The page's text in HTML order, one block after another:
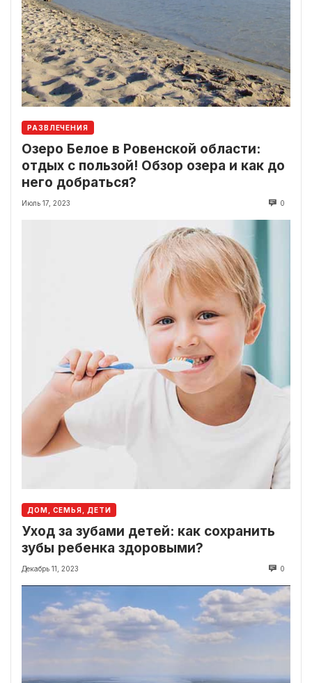
РАЗВЛЕЧЕНИЯ
Озеро Белое в Ровенской области:
отдых с пользой! Обзор озера и как до
него добраться?
Июль 17, 2023 0
ДОМ, СЕМЬЯ, ДЕТИ
Уход за зубами детей: как сохранить
зубы ребенка здоровыми?
Декабрь 11, 2023 0